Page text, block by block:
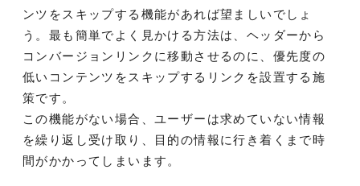
ンツをスキップする機能があれば望ましいでしょ
う。最も簡単でよく見かける方法は、ヘッダーから
コンバージョンリンクに移動させるのに、優先度の
低いコンテンツをスキップするリンクを設置する施
策です。
この機能がない場合、ユーザーは求めていない情報
を繰り返し受け取り、目的の情報に行き着くまで時
間がかかってしまいます。